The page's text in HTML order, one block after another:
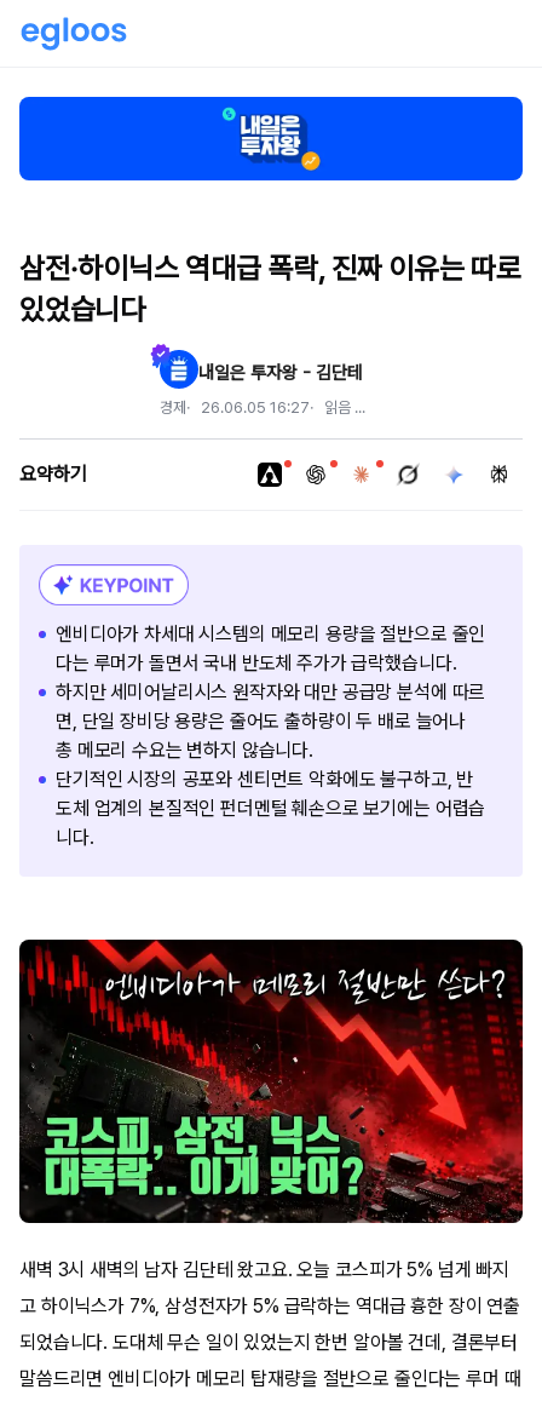
삼전·하이닉스 역대급 폭락, 진짜 이유는 따로
있었습니다
내일은 투자왕 - 김단테
경제 26.06.05 16:27 읽음 ...
요약하기
엔비디아가 차세대 시스템의 메모리 용량을 절반으로 줄인
다는 루머가 돌면서 국내 반도체 주가가 급락했습니다.
하지만 세미어날리시스 원작자와 대만 공급망 분석에 따르
면, 단일 장비당 용량은 줄어도 출하량이 두 배로 늘어나
총 메모리 수요는 변하지 않습니다.
단기적인 시장의 공포와 센티먼트 악화에도 불구하고, 반
도체 업계의 본질적인 펀더멘털 훼손으로 보기에는 어렵습
니다.
새벽 3시 새벽의 남자 김단테 왔고요. 오늘 코스피가 5% 넘게 빠지
고 하이닉스가 7%, 삼성전자가 5% 급락하는 역대급 흉한 장이 연출
되었습니다. 도대체 무슨 일이 있었는지 한번 알아볼 건데, 결론부터
말씀드리면 엔비디아가 메모리 탑재량을 절반으로 줄인다는 루머 때